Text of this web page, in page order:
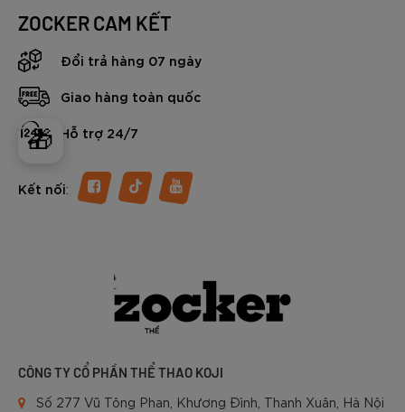
🎁
ZOCKER CAM KẾT
Đổi trả hàng 07 ngày
Giao hàng toàn quốc
Hỗ trợ 24/7
Kết nối:
CÔNG TY CỔ PHẦN THỂ THAO KOJI
Số 277 Vũ Tông Phan, Khương Đình, Thanh Xuân, Hà Nội